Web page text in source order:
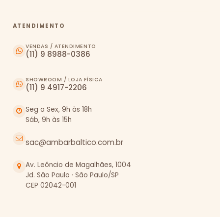
ATENDIMENTO
VENDAS / ATENDIMENTO
(11) 9 8988-0386
SHOWROOM / LOJA FÍSICA
(11) 9 4917-2206
Seg a Sex, 9h às 18h
Sáb, 9h às 15h
sac@ambarbaltico.com.br
Av. Leôncio de Magalhães, 1004
Jd. São Paulo · São Paulo/SP
CEP 02042-001